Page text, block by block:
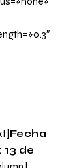
Fecha
de